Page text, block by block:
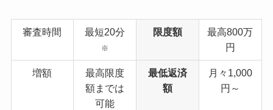
審査時間 最短20分
※
限度額
最高800万
円
増額
最高限度
額までは
可能
最低返済
額
月々1,000
円～